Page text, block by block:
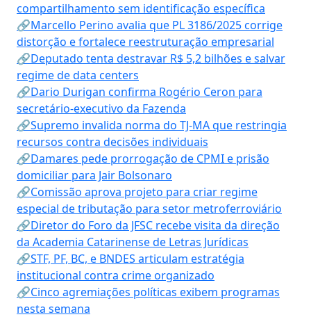
compartilhamento sem identificação específica
🔗Marcello Perino avalia que PL 3186/2025 corrige
distorção e fortalece reestruturação empresarial
🔗Deputado tenta destravar R$ 5,2 bilhões e salvar
regime de data centers
🔗Dario Durigan confirma Rogério Ceron para
secretário-executivo da Fazenda
🔗Supremo invalida norma do TJ-MA que restringia
recursos contra decisões individuais
🔗Damares pede prorrogação de CPMI e prisão
domiciliar para Jair Bolsonaro
🔗Comissão aprova projeto para criar regime
especial de tributação para setor metroferroviário
🔗Diretor do Foro da JFSC recebe visita da direção
da Academia Catarinense de Letras Jurídicas
🔗STF, PF, BC, e BNDES articulam estratégia
institucional contra crime organizado
🔗Cinco agremiações políticas exibem programas
nesta semana